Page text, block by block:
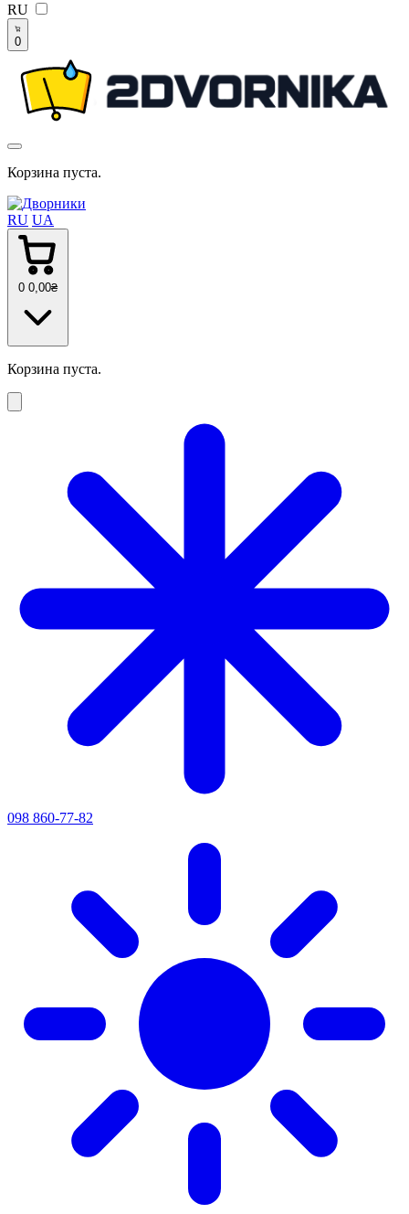
RU
0
Корзина пуста.
RU UA
0 0 ,00₴
Корзина пуста.
098 860-77-82